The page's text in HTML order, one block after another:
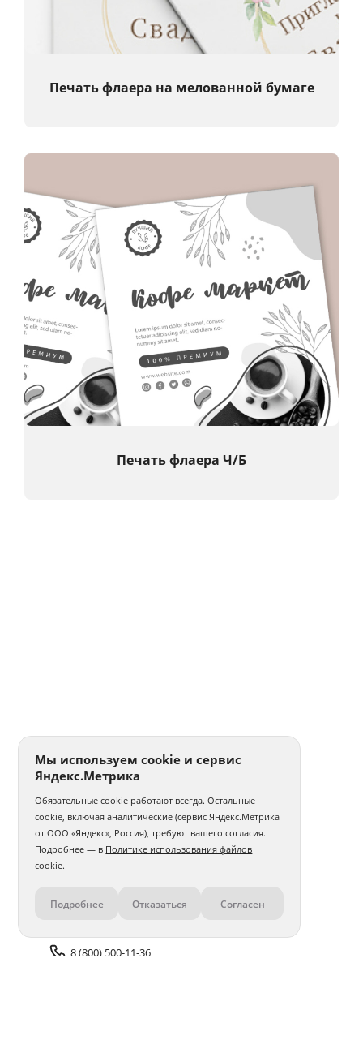
Печать флаера на мелованной бумаге
Печать флаера Ч/Б
Контакты
8 (800) 500-11-36
Мы используем cookie и сервис
Яндекс.Метрика
Обязательные cookie работают всегда. Остальные
cookie, включая аналитические (сервис Яндекс.Метрика
от ООО «Яндекс», Россия), требуют вашего согласия.
Подробнее — в Политике использования файлов
cookie.
Подробнее Отказаться Согласен